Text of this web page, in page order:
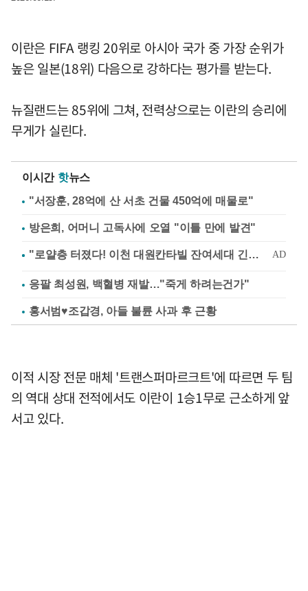
이란은 FIFA 랭킹 20위로 아시아 국가 중 가장 순위가
높은 일본(18위) 다음으로 강하다는 평가를 받는다.
뉴질랜드는 85위에 그쳐, 전력상으로는 이란의 승리에
무게가 실린다.
이시간 핫뉴스
"서장훈, 28억에 산 서초 건물 450억에 매물로"
방은희, 어머니 고독사에 오열 "이틀 만에 발견"
응팔 최성원, 백혈병 재발…"죽게 하려는건가"
홍서범♥조갑경, 아들 불륜 사과 후 근황
이적 시장 전문 매체 '트랜스퍼마르크트'에 따르면 두 팀
의 역대 상대 전적에서도 이란이 1승1무로 근소하게 앞
서고 있다.